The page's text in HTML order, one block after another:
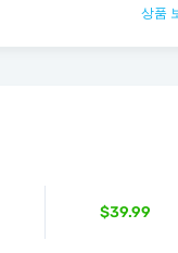
상품
$39.99